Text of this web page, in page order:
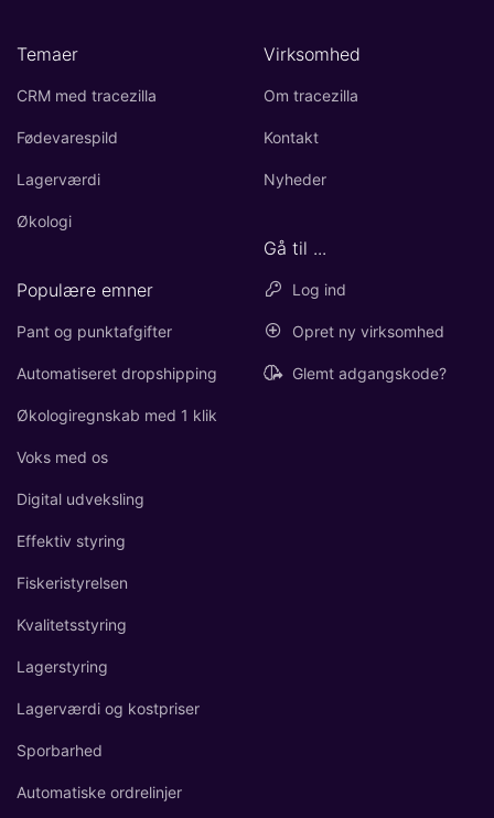
Temaer
CRM med tracezilla
Fødevarespild
Lagerværdi
Økologi
Populære emner
Pant og punktafgifter
Automatiseret dropshipping
Økologiregnskab med 1 klik
Voks med os
Digital udveksling
Effektiv styring
Fiskeristyrelsen
Kvalitetsstyring
Lagerstyring
Lagerværdi og kostpriser
Sporbarhed
Automatiske ordrelinjer
Virksomhed
Om tracezilla
Kontakt
Nyheder
Gå til ...
Log ind
Opret ny virksomhed
Glemt adgangskode?